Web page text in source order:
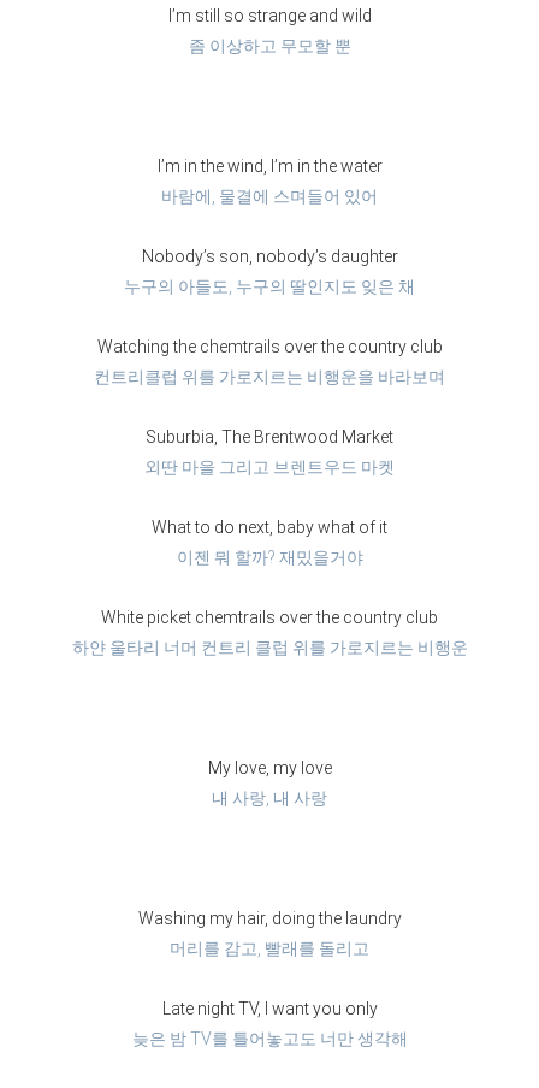
I’m still so strange and wild
좀 이상하고 무모할 뿐
I’m in the wind, I’m in the water
바람에, 물결에 스며들어 있어
Nobody’s son, nobody’s daughter
누구의 아들도, 누구의 딸인지도 잊은 채
Watching the chemtrails over the country club
컨트리클럽 위를 가로지르는 비행운을 바라보며
Suburbia, The Brentwood Market
외딴 마을 그리고 브렌트우드 마켓
What to do next, baby what of it
이젠 뭐 할까? 재밌을거야
White picket chemtrails over the country club
하얀 울타리 너머 컨트리 클럽 위를 가로지르는 비행운
My love, my love
내 사랑, 내 사랑
Washing my hair, doing the laundry
머리를 감고, 빨래를 돌리고
Late night TV, I want you only
늦은 밤 TV를 틀어놓고도 너만 생각해